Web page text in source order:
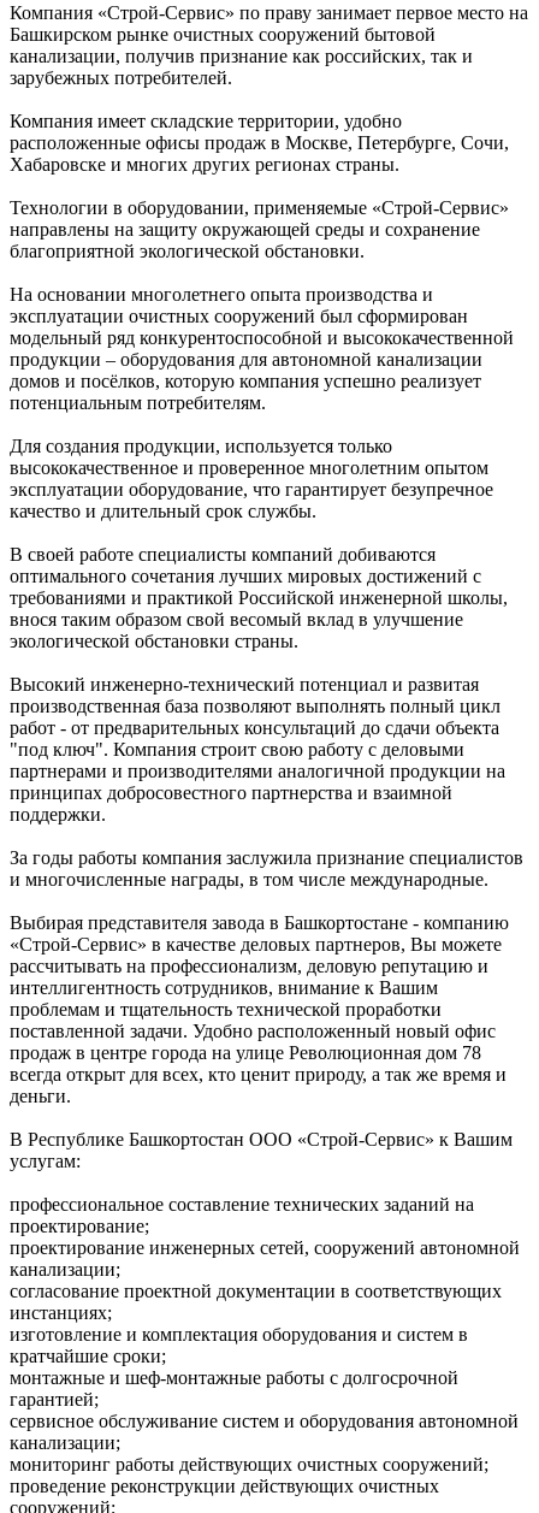
Компания «Строй-Сервис» по праву занимает первое место на
Башкирском рынке очистных сооружений бытовой
канализации, получив признание как российских, так и
зарубежных потребителей.
Компания имеет складские территории, удобно
расположенные офисы продаж в Москве, Петербурге, Сочи,
Хабаровске и многих других регионах страны.
Технологии в оборудовании, применяемые «Строй-Сервис»
направлены на защиту окружающей среды и сохранение
благоприятной экологической обстановки.
На основании многолетнего опыта производства и
эксплуатации очистных сооружений был сформирован
модельный ряд конкурентоспособной и высококачественной
продукции – оборудования для автономной канализации
домов и посёлков, которую компания успешно реализует
потенциальным потребителям.
Для создания продукции, используется только
высококачественное и проверенное многолетним опытом
эксплуатации оборудование, что гарантирует безупречное
качество и длительный срок службы.
В своей работе специалисты компаний добиваются
оптимального сочетания лучших мировых достижений с
требованиями и практикой Российской инженерной школы,
внося таким образом свой весомый вклад в улучшение
экологической обстановки страны.
Высокий инженерно-технический потенциал и развитая
производственная база позволяют выполнять полный цикл
работ - от предварительных консультаций до сдачи объекта
"под ключ". Компания строит свою работу с деловыми
партнерами и производителями аналогичной продукции на
принципах добросовестного партнерства и взаимной
поддержки.
За годы работы компания заслужила признание специалистов
и многочисленные награды, в том числе международные.
Выбирая представителя завода в Башкортостане - компанию
«Строй-Сервис» в качестве деловых партнеров, Вы можете
рассчитывать на профессионализм, деловую репутацию и
интеллигентность сотрудников, внимание к Вашим
проблемам и тщательность технической проработки
поставленной задачи. Удобно расположенный новый офис
продаж в центре города на улице Революционная дом 78
всегда открыт для всех, кто ценит природу, а так же время и
деньги.
В Республике Башкортостан ООО «Строй-Сервис» к Вашим
услугам:
профессиональное составление технических заданий на
проектирование;
проектирование инженерных сетей, сооружений автономной
канализации;
согласование проектной документации в соответствующих
инстанциях;
изготовление и комплектация оборудования и систем в
кратчайшие сроки;
монтажные и шеф-монтажные работы с долгосрочной
гарантией;
сервисное обслуживание систем и оборудования автономной
канализации;
мониторинг работы действующих очистных сооружений;
проведение реконструкции действующих очистных
сооружений;